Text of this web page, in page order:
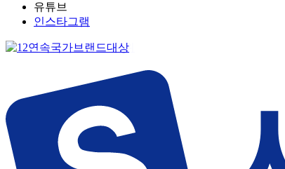
유튜브
인스타그램